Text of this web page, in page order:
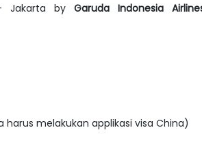
Jakarta by Garuda Indonesia
melakukan applikasi visa China)